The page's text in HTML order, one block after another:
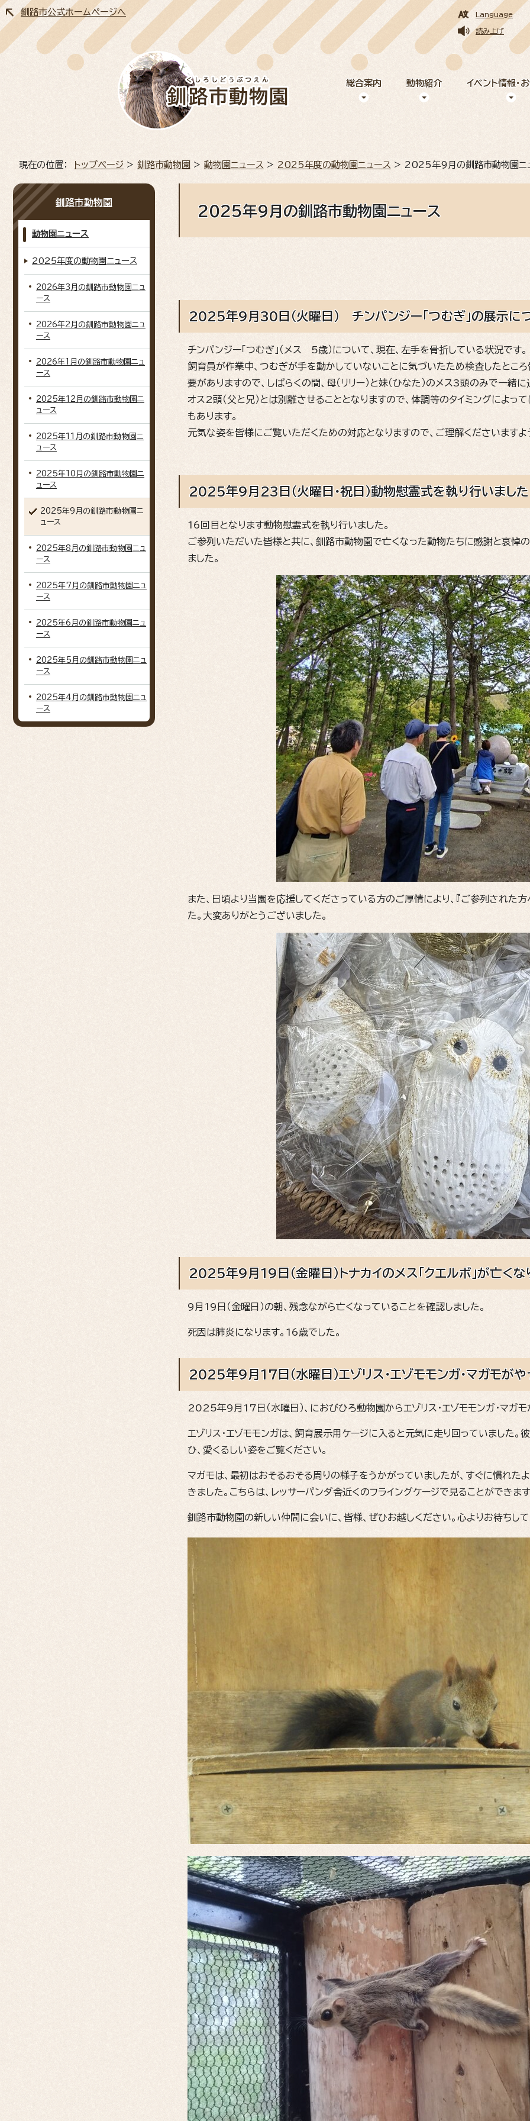
総合案内 動物紹介 イベント情報・
Language
読み上げ
釧路市公式ホームページへ
現在の位置： トップページ > 釧路市動物園 > 動物園ニュース > 2025年度の動物園ニュース > 2025年9月の釧路市動物園ニ
2025年9月の釧路市動物園ニュース
2025年9月30日（火曜日） チンパンジー「つむぎ」の展示に
チンパンジー「つむぎ」（メス 5歳）について、現在、左手を骨折している状況です。
飼育員が作業中、つむぎが手を動かしていないことに気づいたため検査したとこ
要がありますので、しばらくの間、母（リリー）と妹（ひなた）のメス3頭のみで一緒
オス2頭（父と兄）とは別離させることとなりますので、体調等のタイミングによ
もあります。
元気な姿を皆様にご覧いただくための対応となりますので、ご理解くださいますよ
2025年9月23日（火曜日・祝日）動物慰霊式を執り行いました
16回目となります動物慰霊式を執り行いました。
ご参列いただいた皆様と共に、釧路市動物園で亡くなった動物たちに感謝と哀悼
ました。
また、日頃より当園を応援してくださっている方のご厚情により、『ご参列された
た。大変ありがとうございました。
2025年9月19日（金曜日）トナカイのメス「クエルボ」が亡くな
9月19日（金曜日）の朝、残念ながら亡くなっていることを確認しました。
死因は肺炎になります。16歳でした。
2025年9月17日（水曜日）エゾリス・エゾモモンガ・マガモが
2025年9月17日（水曜日）、におびひろ動物園からエゾリス・エゾモモンガ・マガモ
エゾリス・エゾモモンガは、飼育展示用ケージに入ると元気に走り回っていました
ひ、愛くるしい姿をご覧ください。
マガモは、最初はおそるおそる周りの様子をうかがっていましたが、すぐに慣れ
きました。こちらは、レッサーパンダ舎近くのフライングケージで見ることができます
釧路市動物園の新しい仲間に会いに、皆様、ぜひお越しください。心よりお待ちして
釧路市動物園
動物園ニュース
2025年度の動物園ニュース
2026年3月の釧路市動物園ニュ
ース
2026年2月の釧路市動物園ニュ
ース
2026年1月の釧路市動物園ニュ
ース
2025年12月の釧路市動物園ニ
ュース
2025年11月の釧路市動物園ニ
ュース
2025年10月の釧路市動物園ニ
ュース
2025年9月の釧路市動物園ニ
ュース
2025年8月の釧路市動物園ニュ
ース
2025年7月の釧路市動物園ニュ
ース
2025年6月の釧路市動物園ニュ
ース
2025年5月の釧路市動物園ニュ
ース
2025年4月の釧路市動物園ニュ
ース